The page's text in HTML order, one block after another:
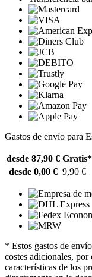
Gastos de envío para
desde 87,90 € Gratis*
desde 0,00 € 9,90 €
* Estos gastos de
costes adicionales,
características de los